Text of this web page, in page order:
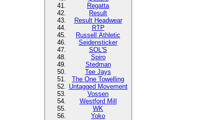
Regatta
Result
Result Headwear
RTP
Russell Athletic
Seidensticker
SOL'S
Spiro
Stedman
Tee Jays
The One Towelling
Untagged Movement
Vossen
Westford Mill
WK
Yoko